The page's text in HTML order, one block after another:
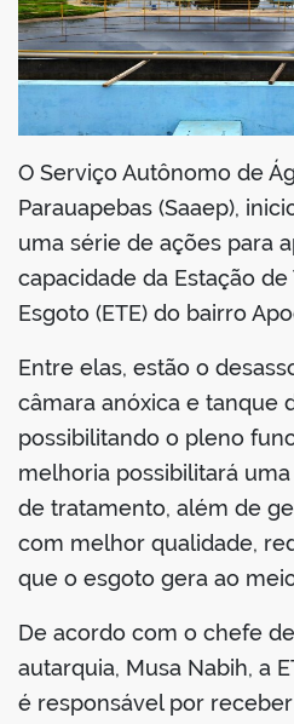
O Serviço Autônomo de
Parauapebas (Saaep),
uma série de ações para
capacidade da Estação
Esgoto (ETE) do bairro
Entre elas, estão o
câmara anóxica e tanque
possibilitando o pleno
melhoria possibilitará
de tratamento, além de
com melhor qualidade,
que o esgoto gera ao
De acordo com o chefe
autarquia, Musa Nabih, a
é responsável por